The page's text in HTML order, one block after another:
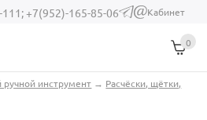
111;+7(952)-165-85-06
(link sends e-
Кабинет
0
ручной инструмент → Расчёски, щётки,